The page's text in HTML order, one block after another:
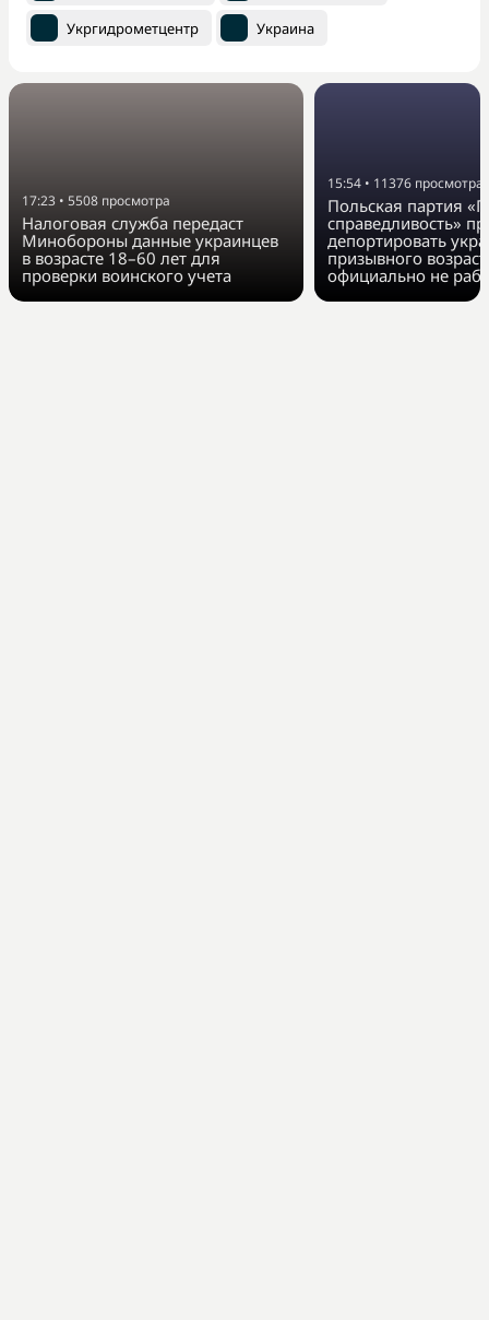
Укргидрометцентр Украина
17:23 • 5508 просмотра
Налоговая служба передаст
Минобороны данные украинцев
в возрасте 18–60 лет для
проверки воинского учета
15:54 • 11376 просмотра
Польская партия
справедливость»
депортировать
призывного
официально не